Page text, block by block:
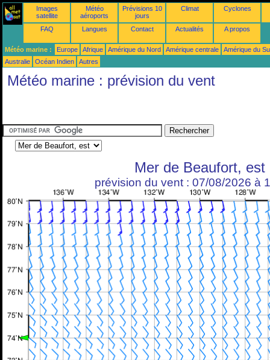
Images
satellite
Météo
aéroports
Prévisions 10
jours
Climat Cyclones
FAQ Langues Contact Actualités A propos
Météo marine : Europe Afrique Amérique du Nord Amérique centrale
Amérique du
Australie
Océan Indien Autres
Météo marine : prévision du vent
Mer de Beaufort, est
prévision du vent : 07/08/2026 à